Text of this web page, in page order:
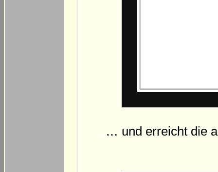
… und erreicht die